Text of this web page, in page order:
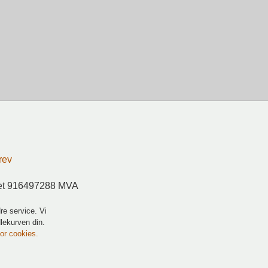
916497288 MVA
service. Vi
din.
cookies.